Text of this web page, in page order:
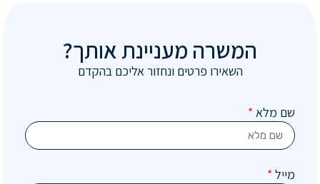
המשרה מעניינת אותך?
השאירו פרטים ונחזור אליכם בהקדם
שם מלא *
מייל *